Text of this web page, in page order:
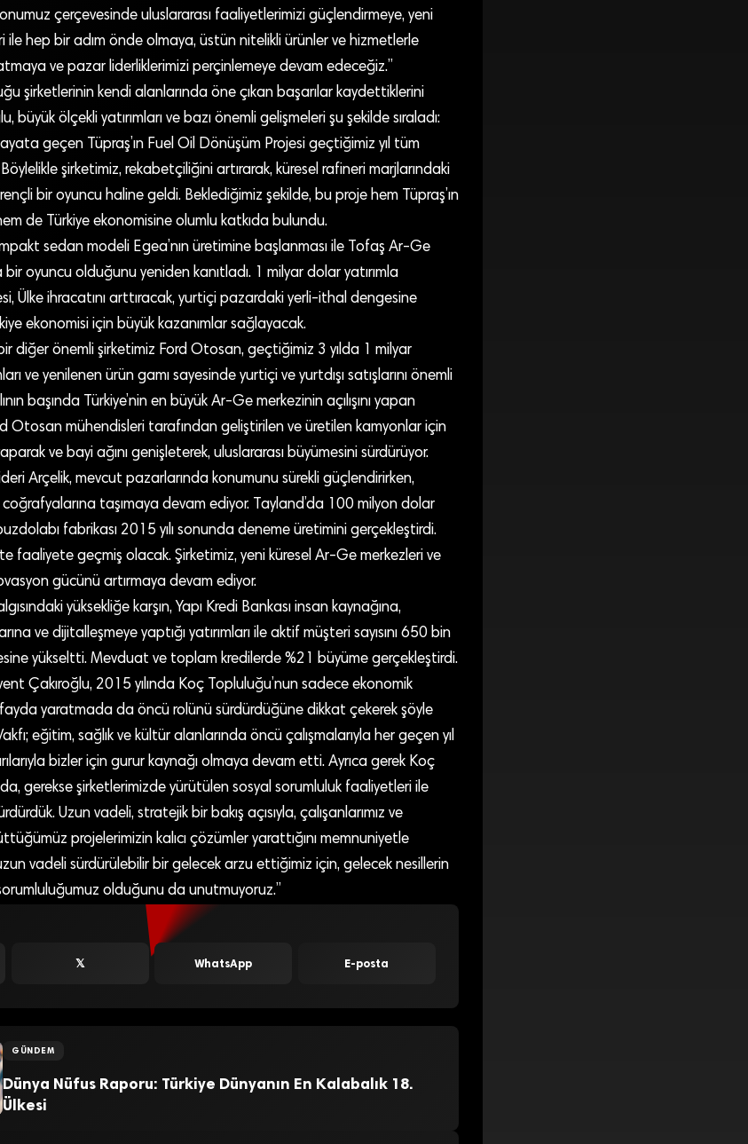
çerçevesinde uluslararası faaliyetlerimizi güçlendirmeye, yeni
ile hep bir adım önde olmaya, üstün nitelikli ürünler ve hizmetlerle
ve pazar liderliklerimizi perçinlemeye devam edeceğiz.”
şirketlerinin kendi alanlarında öne çıkan başarılar kaydettiklerini
büyük ölçekli yatırımları ve bazı önemli gelişmeleri şu şekilde sıraladı:
geçen Tüpraş’ın Fuel Oil Dönüşüm Projesi geçtiğimiz yıl tüm
şirketimiz, rekabetçiliğini artırarak, küresel rafineri marjlarındaki
bir oyuncu haline geldi. Beklediğimiz şekilde, bu proje hem Tüpraş’ın
de Türkiye ekonomisine olumlu katkıda bulundu.
sedan modeli Egea’nın üretimine başlanması ile Tofaş Ar-Ge
oyuncu olduğunu yeniden kanıtladı. 1 milyar dolar yatırımla
Ülke ihracatını arttıracak, yurtiçi pazardaki yerli-ithal dengesine
ekonomisi için büyük kazanımlar sağlayacak.
diğer önemli şirketimiz Ford Otosan, geçtiğimiz 3 yılda 1 milyar
ve yenilenen ürün gamı sayesinde yurtiçi ve yurtdışı satışlarını önemli
başında Türkiye’nin en büyük Ar-Ge merkezinin açılışını yapan
Otosan mühendisleri tarafından geliştirilen ve üretilen kamyonlar için
ve bayi ağını genişleterek, uluslararası büyümesini sürdürüyor.
Arçelik, mevcut pazarlarında konumunu sürekli güçlendirirken,
coğrafyalarına taşımaya devam ediyor. Tayland’da 100 milyon dolar
fabrikası 2015 yılı sonunda deneme üretimini gerçekleştirdi.
faaliyete geçmiş olacak. Şirketimiz, yeni küresel Ar-Ge merkezleri ve
gücünü artırmaya devam ediyor.
yüksekliğe karşın, Yapı Kredi Bankası insan kaynağına,
ve dijitalleşmeye yaptığı yatırımları ile aktif müşteri sayısını 650 bin
yükseltti. Mevduat ve toplam kredilerde %21 büyüme gerçekleştirdi.
Çakıroğlu, 2015 yılında Koç Topluluğu’nun sadece ekonomik
yaratmada da öncü rolünü sürdürdüğüne dikkat çekerek şöyle
eğitim, sağlık ve kültür alanlarında öncü çalışmalarıyla her geçen yıl
bizler için gurur kaynağı olmaya devam etti. Ayrıca gerek Koç
gerekse şirketlerimizde yürütülen sosyal sorumluluk faaliyetleri ile
Uzun vadeli, stratejik bir bakış açısıyla, çalışanlarımız ve
projelerimizin kalıcı çözümler yarattığını memnuniyetle
vadeli sürdürülebilir bir gelecek arzu ettiğimiz için, gelecek nesillerin
olduğunu da unutmuyoruz.”
𝕏 WhatsApp E-posta
GÜNDEM
Dünya Nüfus Raporu: Türkiye Dünyanın En Kalabalık 18.
Ülkesi